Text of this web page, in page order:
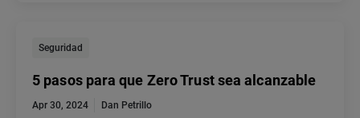
Seguridad
5 pasos para que Zero Trust sea alcanzable
Apr 30, 2024
Dan Petrillo